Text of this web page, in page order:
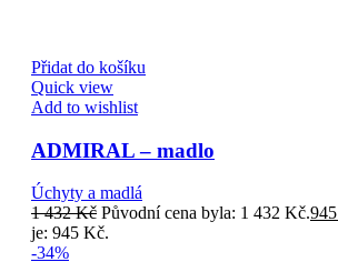
Přidat do košíku
Quick view
Add to wishlist
ADMIRAL – madlo
Úchyty a madlá
1 432Kč Původní cena byla: 1 432 Kč.945
je: 945 Kč.
-34%